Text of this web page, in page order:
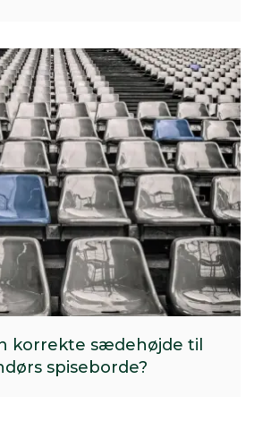
korrekte sædehøjde til
spiseborde?